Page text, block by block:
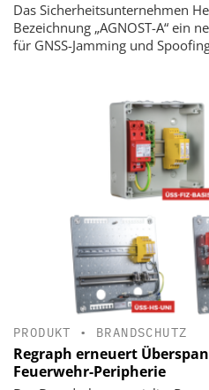
Das Sicherheitsunternehmen
Bezeichnung „AGNOST-A“ ein
für GNSS-Jamming und
PRODUKT • BRANDSCHUTZ
Regraph erneuert
Feuerwehr-Peripherie